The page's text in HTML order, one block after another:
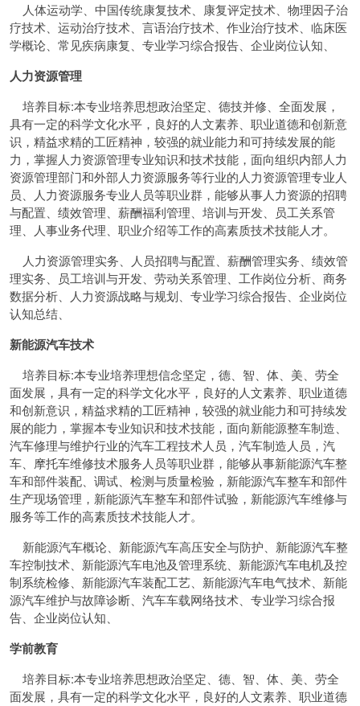
人体运动学、中国传统康复技术、康复评定技术、物理因子治
疗技术、运动治疗技术、言语治疗技术、作业治疗技术、临床医
学概论、常见疾病康复、专业学习综合报告、企业岗位认知、
人力资源管理
培养目标:本专业培养思想政治坚定、德技并修、全面发展，
具有一定的科学文化水平，良好的人文素养、职业道德和创新意
识，精益求精的工匠精神，较强的就业能力和可持续发展的能
力，掌握人力资源管理专业知识和技术技能，面向组织内部人力
资源管理部门和外部人力资源服务等行业的人力资源管理专业人
员、人力资源服务专业人员等职业群，能够从事人力资源的招聘
与配置、绩效管理、薪酬福利管理、培训与开发、员工关系管
理、人事业务代理、职业介绍等工作的高素质技术技能人才。
人力资源管理实务、人员招聘与配置、薪酬管理实务、绩效管
理实务、员工培训与开发、劳动关系管理、工作岗位分析、商务
数据分析、人力资源战略与规划、专业学习综合报告、企业岗位
认知总结、
新能源汽车技术
培养目标:本专业培养理想信念坚定，德、智、体、美、劳全
面发展，具有一定的科学文化水平，良好的人文素养、职业道德
和创新意识，精益求精的工匠精神，较强的就业能力和可持续发
展的能力，掌握本专业知识和技术技能，面向新能源整车制造、
汽车修理与维护行业的汽车工程技术人员，汽车制造人员，汽
车、摩托车维修技术服务人员等职业群，能够从事新能源汽车整
车和部件装配、调试、检测与质量检验，新能源汽车整车和部件
生产现场管理，新能源汽车整车和部件试验，新能源汽车维修与
服务等工作的高素质技术技能人才。
新能源汽车概论、新能源汽车高压安全与防护、新能源汽车整
车控制技术、新能源汽车电池及管理系统、新能源汽车电机及控
制系统检修、新能源汽车装配工艺、新能源汽车电气技术、新能
源汽车维护与故障诊断、汽车车载网络技术、专业学习综合报
告、企业岗位认知、
学前教育
培养目标:本专业培养思想政治坚定、德、智、体、美、劳全
面发展，具有一定的科学文化水平，良好的人文素养、职业道德